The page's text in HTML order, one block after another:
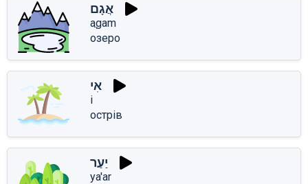
אֲגָם
aֲgam
озеро
אִי
i
острів
יַעַר
ya'ar